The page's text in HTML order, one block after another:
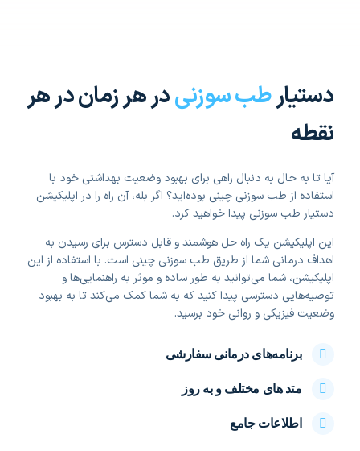
دستیارطب سوزنیدر هر زمان در هر
نقطه
آیا تا به حال به دنبال راهی برای بهبود وضعیت بهداشتی خود با
استفاده از طب سوزنی چینی بوده‌اید؟ اگر بله، آن راه را در اپلیکیشن
دستیار طب سوزنی پیدا خواهید کرد.
این اپلیکیشن یک راه حل هوشمند و قابل دسترس برای رسیدن به
اهداف درمانی شما از طریق طب سوزنی چینی است. با استفاده از این
اپلیکیشن، شما می‌توانید به طور ساده و موثر به راهنمایی‌ها و
توصیه‌هایی دسترسی پیدا کنید که به شما کمک می‌کند تا به بهبود
وضعیت فیزیکی و روانی خود برسید.
برنامه‌های درمانی سفارشی
متد های مختلف و به روز
اطلاعات جامع